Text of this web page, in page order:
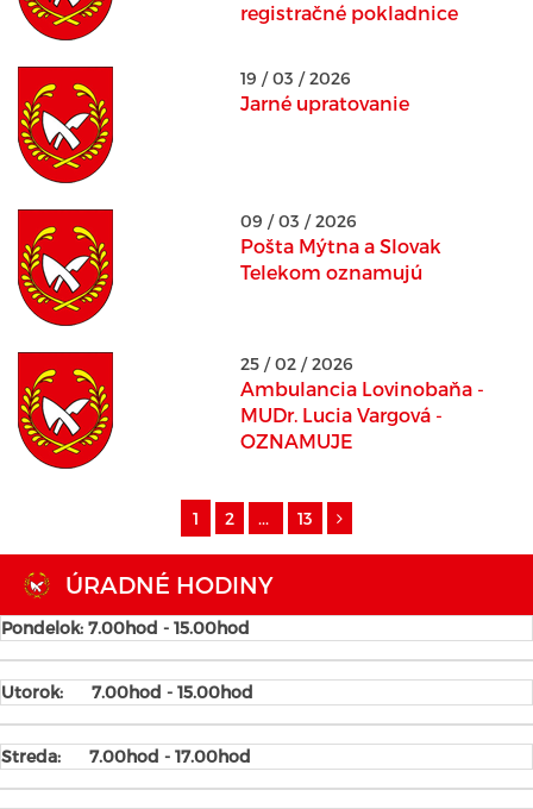
registračné pokladnice
19 / 03 / 2026
Jarné upratovanie
09 / 03 / 2026
Pošta Mýtna a Slovak
Telekom oznamujú
25 / 02 / 2026
Ambulancia Lovinobaňa -
MUDr. Lucia Vargová -
OZNAMUJE
1 2 ... 13
ÚRADNÉ HODINY
Pondelok: 7.00hod - 15.00hod
Utorok: 7.00hod - 15.00hod
Streda: 7.00hod - 17.00hod